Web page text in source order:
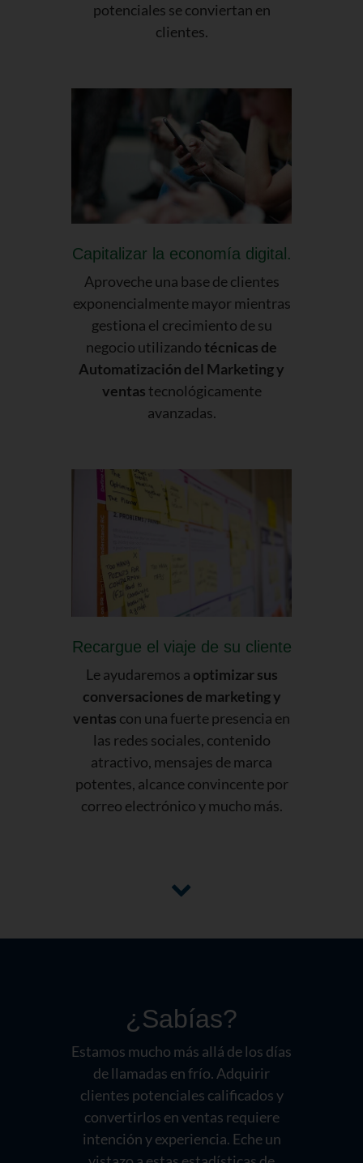
potenciales se conviertan en
clientes.
Capitalizar la economía digital.
Aproveche una base de clientes
exponencialmente mayor mientras
gestiona el crecimiento de su
negocio utilizando técnicas de
Automatización del Marketing y
ventas tecnológicamente
avanzadas.
Recargue el viaje de su cliente
Le ayudaremos a optimizar sus
conversaciones de marketing y
ventas con una fuerte presencia en
las redes sociales, contenido
atractivo, mensajes de marca
potentes, alcance convincente por
correo electrónico y mucho más.
¿Sabías?
Estamos mucho más allá de los días
de llamadas en frío. Adquirir
clientes potenciales calificados y
convertirlos en ventas requiere
intención y experiencia. Eche un